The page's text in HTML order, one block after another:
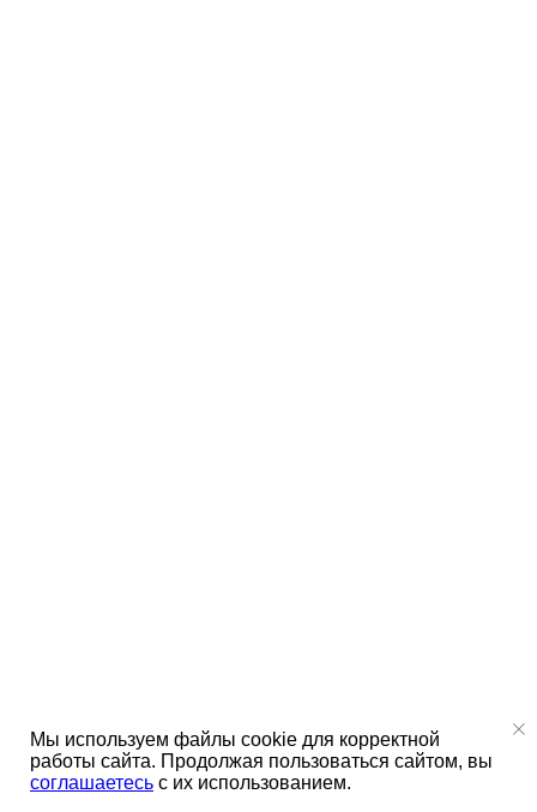
Мы используем файлы cookie для корректной
работы сайта. Продолжая пользоваться сайтом, вы
соглашаетесь с их использованием.